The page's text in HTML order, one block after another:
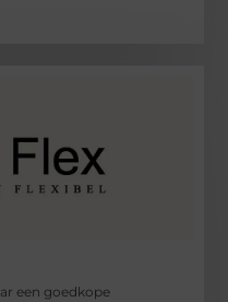
een goedkope